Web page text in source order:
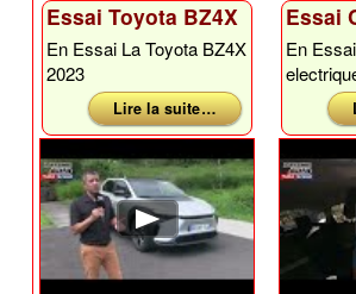
Essai Toyota BZ4X
En Essai La Toyota BZ4X
2023
Lire la suite …
Essai
En